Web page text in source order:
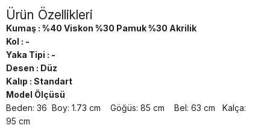
Ürün Özellikleri
Kumaş : %40 Viskon %30 Pamuk %30 Akrilik
Kol : -
Yaka Tipi : -
Desen : Düz
Kalıp : Standart
Model Ölçüsü
Beden: 36 Boy: 1.73 cm Göğüs: 85 cm Bel: 63 cm Kalça:
95 cm